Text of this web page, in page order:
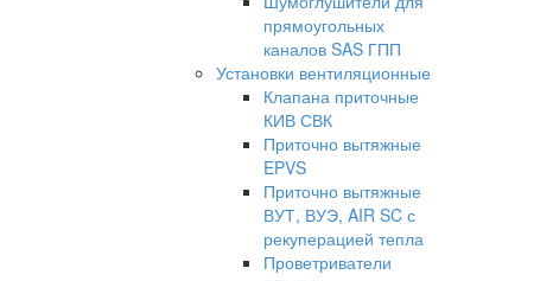
прямоугольных
каналов SAS ГПП
Установки вентиляционные
Клапана приточные
КИВ СВК
Приточно вытяжные
EPVS
Приточно вытяжные
ВУТ, ВУЭ, AIR SC с
рекуперацией тепла
Проветриватели